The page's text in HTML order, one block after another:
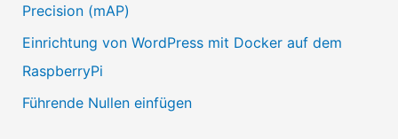
Precision (mAP)
Einrichtung von WordPress mit Docker auf dem
RaspberryPi
Führende Nullen einfügen